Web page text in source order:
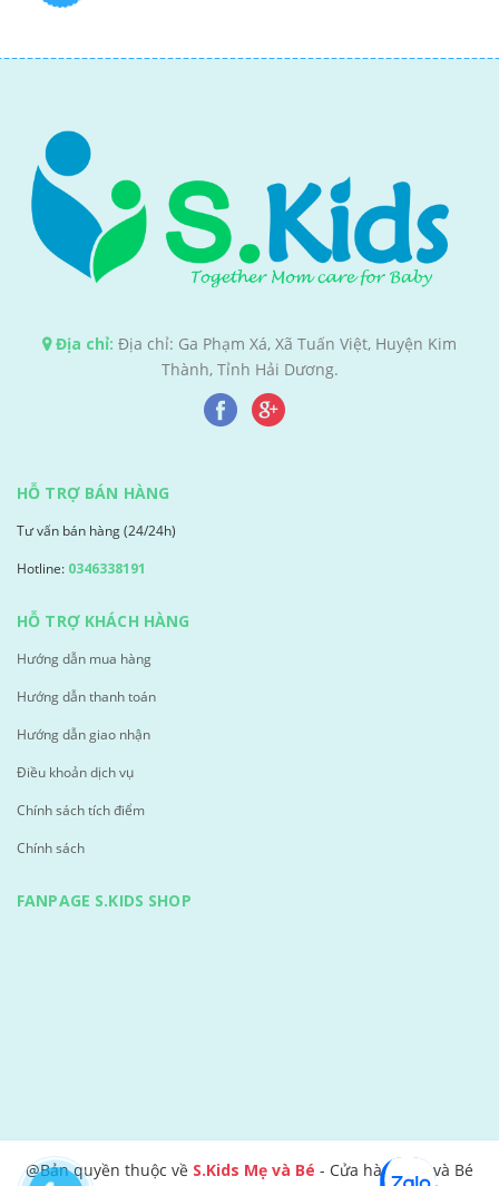
Địa chỉ: Địa chỉ: Ga Phạm Xá, Xã Tuấn Việt, Huyện Kim
Thành, Tỉnh Hải Dương.
HỖ TRỢ BÁN HÀNG
Tư vấn bán hàng (24/24h)
Hotline: 0346338191
HỖ TRỢ KHÁCH HÀNG
Hướng dẫn mua hàng
Hướng dẫn thanh toán
Hướng dẫn giao nhận
Điều khoản dịch vụ
Chính sách tích điểm
Chính sách
FANPAGE S.KIDS SHOP
@Bản quyền thuộc về S.Kids Mẹ và Bé - Cửa hàng Mẹ và Bé